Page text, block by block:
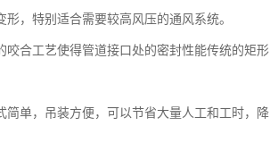
，特别适合需要较高风压的通风系统。
合工艺使得管道接口处的密封性能传统的矩形
单，吊装方便，可以节省大量人工和工时，降